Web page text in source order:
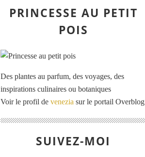
PRINCESSE AU PETIT
POIS
Des plantes au parfum, des voyages, des
inspirations culinaires ou botaniques
Voir le profil de venezia sur le portail Overblog
SUIVEZ-MOI